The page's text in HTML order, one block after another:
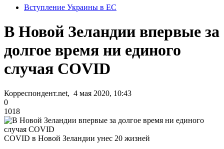
Вступление Украины в ЕС
В Новой Зеландии впервые за
долгое время ни единого
случая COVID
Корреспондент.net, 4 мая 2020, 10:43
0
1018
COVID в Новой Зеландии унес 20 жизней